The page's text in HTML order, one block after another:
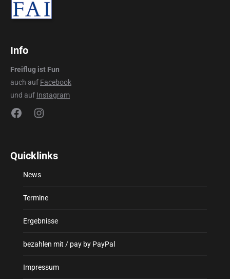
Info
Freiflug ist Fun
auch auf Facebook
und auf Instagram
FacebookInstagram
Quicklinks
News
Termine
Ergebnisse
bezahlen mit / pay by PayPal
Impressum